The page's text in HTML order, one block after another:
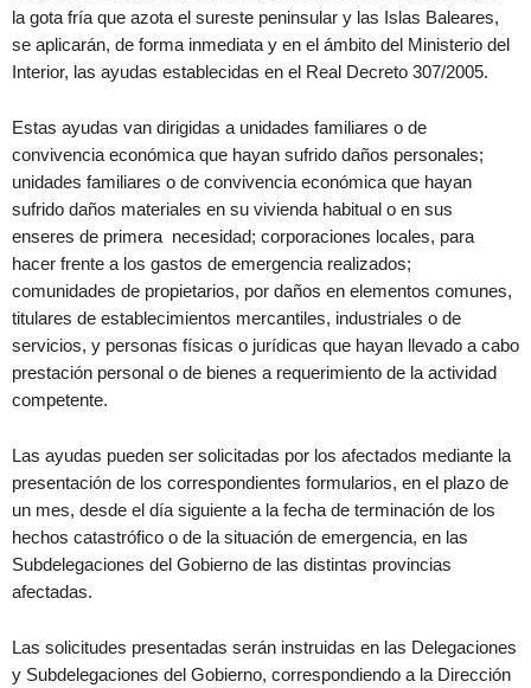
la gota fría que azota el sureste peninsular y las Islas Baleares,
se aplicarán, de forma inmediata y en el ámbito del Ministerio del
Interior, las ayudas establecidas en el Real Decreto 307/2005.
Estas ayudas van dirigidas a unidades familiares o de
convivencia económica que hayan sufrido daños personales;
unidades familiares o de convivencia económica que hayan
sufrido daños materiales en su vivienda habitual o en sus
enseres de primera necesidad; corporaciones locales, para
hacer frente a los gastos de emergencia realizados;
comunidades de propietarios, por daños en elementos comunes,
titulares de establecimientos mercantiles, industriales o de
servicios, y personas físicas o jurídicas que hayan llevado a cabo
prestación personal o de bienes a requerimiento de la actividad
competente.
Las ayudas pueden ser solicitadas por los afectados mediante la
presentación de los correspondientes formularios, en el plazo de
un mes, desde el día siguiente a la fecha de terminación de los
hechos catastrófico o de la situación de emergencia, en las
Subdelegaciones del Gobierno de las distintas provincias
afectadas.
Las solicitudes presentadas serán instruidas en las Delegaciones
y Subdelegaciones del Gobierno, correspondiendo a la Dirección